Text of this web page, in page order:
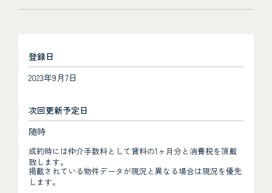
登録日
2023年9月7日
次回更新予定日
随時
成約時には仲介手数料として賃料の1ヶ月分と消費税を頂戴
致します。
掲載されている物件データが現況と異なる場合は現況を優先
します。